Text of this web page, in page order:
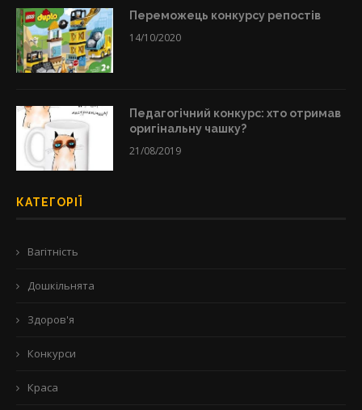
Переможець конкурсу репостів
14/10/2020
Педагогічний конкурс: хто отримав
оригінальну чашку?
21/08/2019
КАТЕГОРІЇ
Вагітність
Дошкільнята
Здоров'я
Конкурси
Краса